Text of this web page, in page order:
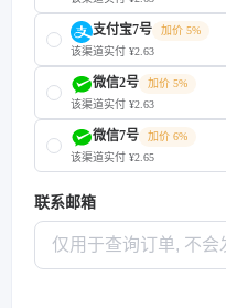
支付宝7号
加价 5%
该渠道实付 ¥2.63
微信2号
加价 5%
该渠道实付 ¥2.63
微信7号
加价 6%
该渠道实付 ¥2.65
联系邮箱